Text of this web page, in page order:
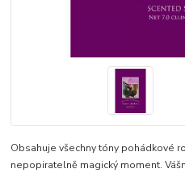
Obsahuje všechny tóny pohádkové
nepopiratelně magický moment.